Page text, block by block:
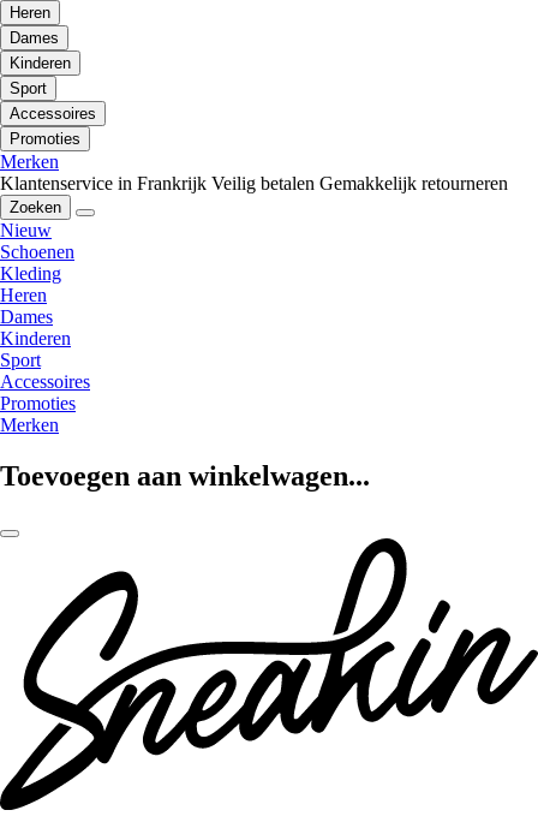
Heren
Dames
Kinderen
Sport
Accessoires
Promoties
Merken
Klantenservice in Frankrijk Veilig betalen Gemakkelijk retourneren
Zoeken
Nieuw
Schoenen
Kleding
Heren
Dames
Kinderen
Sport
Accessoires
Promoties
Merken
Toevoegen aan winkelwagen...